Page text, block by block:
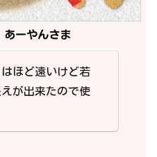
ーやんさま
ほど遠いけど若
が出来たので使